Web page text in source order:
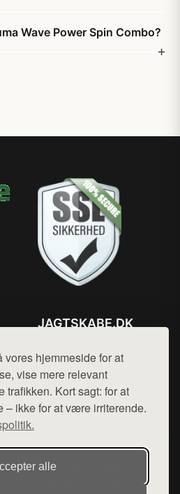
vores hjemmeside for at
vise mere relevant
trafikken. Kort sagt: for at
– ikke for at være irriterende.
alle
Wave Power Spin Combo?
JAGTSKABE.DK
Mail: hej@want.dk
Cookie- og privatlivspolitik
der udgiver en række
af forskellige produkter fra